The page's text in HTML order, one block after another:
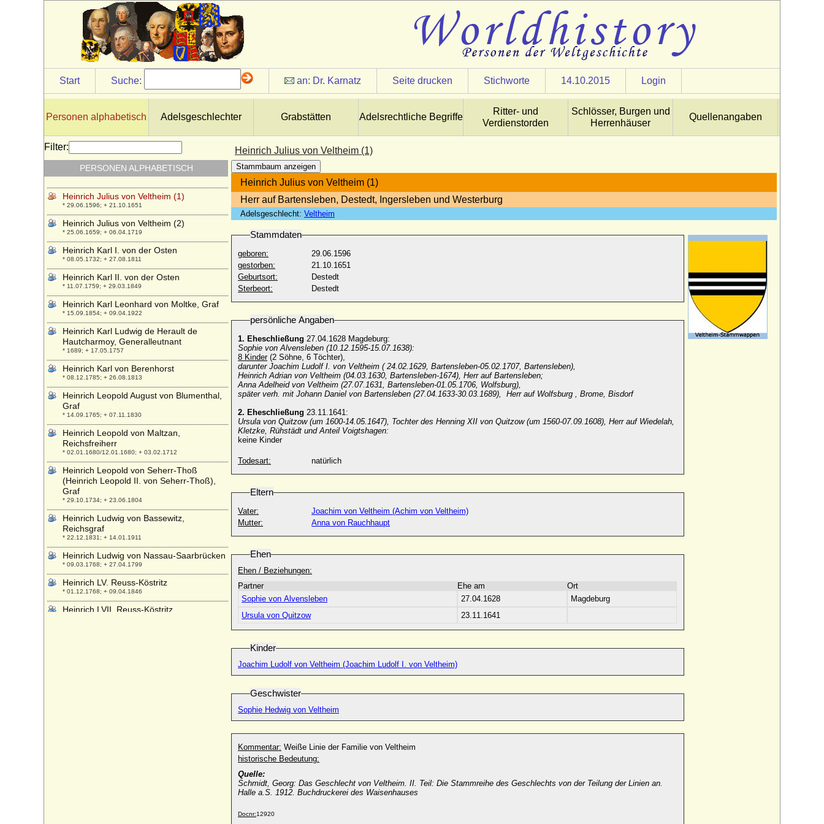
Start Suche: an: Dr. Karnatz Seite drucken Stichworte 14.10.2015 Login
Personen alphabetisch Adelsgeschlechter Grabstätten Adelsrechtliche Begriffe
Ritter- und
Verdienstorden
Schlösser, Burgen und
Herrenhäuser
Quellenangaben
Heinrich Julius von Veltheim (1)
Stammbaum anzeigen
Heinrich Julius von Veltheim (1)
Herr auf Bartensleben, Destedt, Ingersleben und Westerburg
Adelsgeschlecht: Veltheim
Stammdaten
geboren:
29.06.1596
gestorben:
21.10.1651
Geburtsort:
Destedt
Sterbeort:
Destedt
persönliche Angaben
1. Eheschließung 27.04.1628 Magdeburg:
Sophie von Alvensleben (10.12.1595-15.07.1638):
8 Kinder(2 Söhne, 6 Töchter),
darunter Joachim Ludolf I. von Veltheim ( 24.02.1629, Bartensleben-05.02.1707, Bartensleben),
Heinrich Adrian von Veltheim (04.03.1630, Bartensleben-1674), Herr auf Bartensleben;
Anna Adelheid von Veltheim (27.07.1631, Bartensleben-01.05.1706, Wolfsburg),
später verh. mit Johann Daniel von Bartensleben (27.04.1633-30.03.1689),
Herr auf Wolfsburg , Brome, Bisdorf
2. Eheschließung 23.11.1641:
Ursula von Quitzow (um 1600-14.05.1647), Tochter des Henning XII von Quitzow (um 1560-07.09.1608), Herr auf Wiedelah,
Kletzke, Rühstädt und Anteil Voigtshagen:
keine Kinder
Todesart: natürlich
Eltern
Vater:
Joachim von Veltheim (Achim von Veltheim)
Mutter:
Anna von Rauchhaupt
Ehen
Ehen / Beziehungen:
Partner
Ehe am
Ort
Sophie von Alvensleben
27.04.1628
Magdeburg
Ursula von Quitzow
23.11.1641
Kinder
Joachim Ludolf von Veltheim (Joachim Ludolf I. von Veltheim)
Geschwister
Sophie Hedwig von Veltheim
Kommentar: Weiße Linie der Familie von Veltheim
historische Bedeutung:
Quelle:
Schmidt, Georg: Das Geschlecht von Veltheim. II. Teil: Die Stammreihe des Geschlechts von der Teilung der Linien an.
Halle a.S. 1912. Buchdruckerei des Waisenhauses
Docnr:12920
Filter:
PERSONEN ALPHABETISCH
Heinrich IX. von Schwarzburg
* 1300 (1308); + 1361 (1358)
Heinrich Joseph Dietrich Martin von Daun,
* 01.09.1678; + 31.01.1761
Heinrich Joseph Johann von Auersperg,
Fürst
Wolfenbüttel
* 15.10.1564; + 20.07.1613
Heinrich Julius von Goldbeck
* 02.08.1733; + 10.06.1818
Heinrich Julius von Hannover
* 29.04.1961;
Heinrich Julius von Veltheim (1)
* 29.06.1596; + 21.10.1651
Heinrich Julius von Veltheim (2)
* 25.06.1659; + 06.04.1719
Heinrich Karl I. von der Osten
* 08.05.1732; + 27.08.1811
Heinrich Karl II. von der Osten
* 11.07.1759; + 29.03.1849
Heinrich Karl Leonhard von Moltke, Graf
* 15.09.1854; + 09.04.1922
Heinrich Karl Ludwig de Herault de
Hautcharmoy, Generalleutnant
* 1689; + 17.05.1757
Heinrich Karl von Berenhorst
* 08.12.1785; + 26.08.1813
Heinrich Leopold August von Blumenthal,
Graf
* 14.09.1765; + 07.11.1830
Heinrich Leopold von Maltzan,
Reichsfreiherr
* 02.01.1680/12.01.1680; + 03.02.1712
Heinrich Leopold von Seherr-Thoß
(Heinrich Leopold II. von Seherr-Thoß),
Graf
* 29.10.1734; + 23.06.1804
Heinrich Ludwig von Bassewitz,
Reichsgraf
* 22.12.1831; + 14.01.1911
Heinrich Ludwig von Nassau-Saarbrücken
* 09.03.1768; + 27.04.1799
Heinrich LV. Reuss-Köstritz
* 01.12.1768; + 09.04.1846
Heinrich LVII. Reuss-Köstritz